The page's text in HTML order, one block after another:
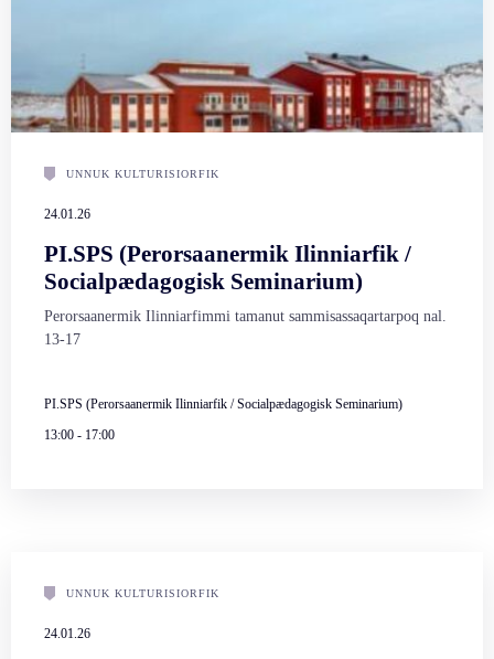
UNNUK KULTURISIORFIK
24.01.26
PI.SPS (Perorsaanermik Ilinniarfik /
Socialpædagogisk Seminarium)
Perorsaanermik Ilinniarfimmi tamanut sammisassaqartarpoq nal.
13-17
PI.SPS (Perorsaanermik Ilinniarfik / Socialpædagogisk Seminarium)
13:00 - 17:00
UNNUK KULTURISIORFIK
24.01.26